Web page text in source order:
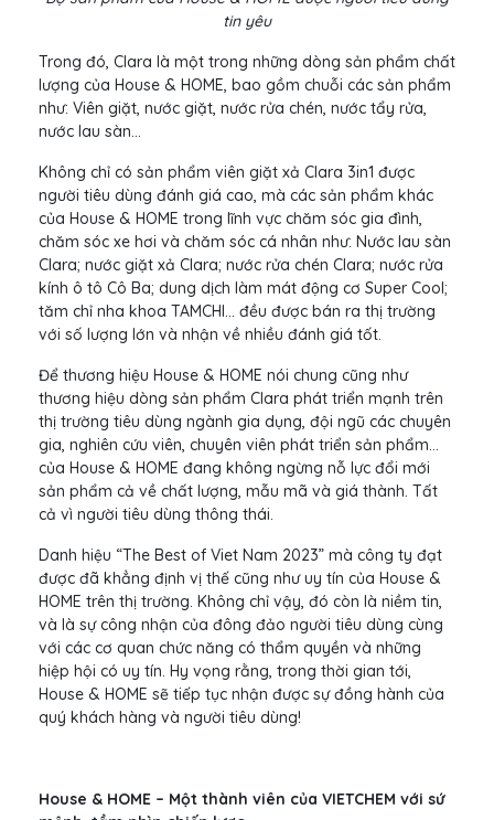
tin yêu
Trong đó, Clara là một trong những dòng sản phẩm chất
lượng của House & HOME, bao gồm chuỗi các sản phẩm
như: Viên giặt, nước giặt, nước rửa chén, nước tẩy rửa,
nước lau sàn…
Không chỉ có sản phẩm viên giặt xả Clara 3in1 được
người tiêu dùng đánh giá cao, mà các sản phẩm khác
của House & HOME trong lĩnh vực chăm sóc gia đình,
chăm sóc xe hơi và chăm sóc cá nhân như: Nước lau sàn
Clara; nước giặt xả Clara; nước rửa chén Clara; nước rửa
kính ô tô Cô Ba; dung dịch làm mát động cơ Super Cool;
tăm chỉ nha khoa TAMCHI… đều được bán ra thị trường
với số lượng lớn và nhận về nhiều đánh giá tốt.
Để thương hiệu House & HOME nói chung cũng như
thương hiệu dòng sản phẩm Clara phát triển mạnh trên
thị trường tiêu dùng ngành gia dụng, đội ngũ các chuyên
gia, nghiên cứu viên, chuyên viên phát triển sản phẩm…
của House & HOME đang không ngừng nỗ lực đổi mới
sản phẩm cả về chất lượng, mẫu mã và giá thành. Tất
cả vì người tiêu dùng thông thái.
Danh hiệu “The Best of Viet Nam 2023” mà công ty đạt
được đã khẳng định vị thế cũng như uy tín của House &
HOME trên thị trường. Không chỉ vậy, đó còn là niềm tin,
và là sự công nhận của đông đảo người tiêu dùng cùng
với các cơ quan chức năng có thẩm quyền và những
hiệp hội có uy tín. Hy vọng rằng, trong thời gian tới,
House & HOME sẽ tiếp tục nhận được sự đồng hành của
quý khách hàng và người tiêu dùng!
House & HOME – Một thành viên của VIETCHEM với sứ